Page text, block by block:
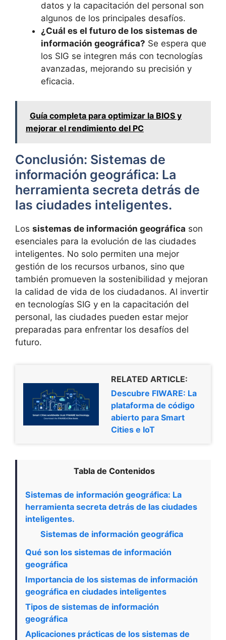
datos y la capacitación del personal son
algunos de los principales desafíos.
¿Cuál es el futuro de los sistemas de
información geográfica? Se espera que
los SIG se integren más con tecnologías
avanzadas, mejorando su precisión y
eficacia.
Guía completa para optimizar la BIOS y
mejorar el rendimiento del PC
Conclusión: Sistemas de
información geográfica: La
herramienta secreta detrás de
las ciudades inteligentes.
Los sistemas de información geográfica son
esenciales para la evolución de las ciudades
inteligentes. No solo permiten una mejor
gestión de los recursos urbanos, sino que
también promueven la sostenibilidad y mejoran
la calidad de vida de los ciudadanos. Al invertir
en tecnologías SIG y en la capacitación del
personal, las ciudades pueden estar mejor
preparadas para enfrentar los desafíos del
futuro.
RELATED ARTICLE:
Descubre FIWARE: La
plataforma de código
abierto para Smart
Cities e IoT
Tabla de Contenidos
Sistemas de información geográfica: La
herramienta secreta detrás de las ciudades
inteligentes.
Sistemas de información geográfica
Qué son los sistemas de información
geográfica
Importancia de los sistemas de información
geográfica en ciudades inteligentes
Tipos de sistemas de información
geográfica
Aplicaciones prácticas de los sistemas de